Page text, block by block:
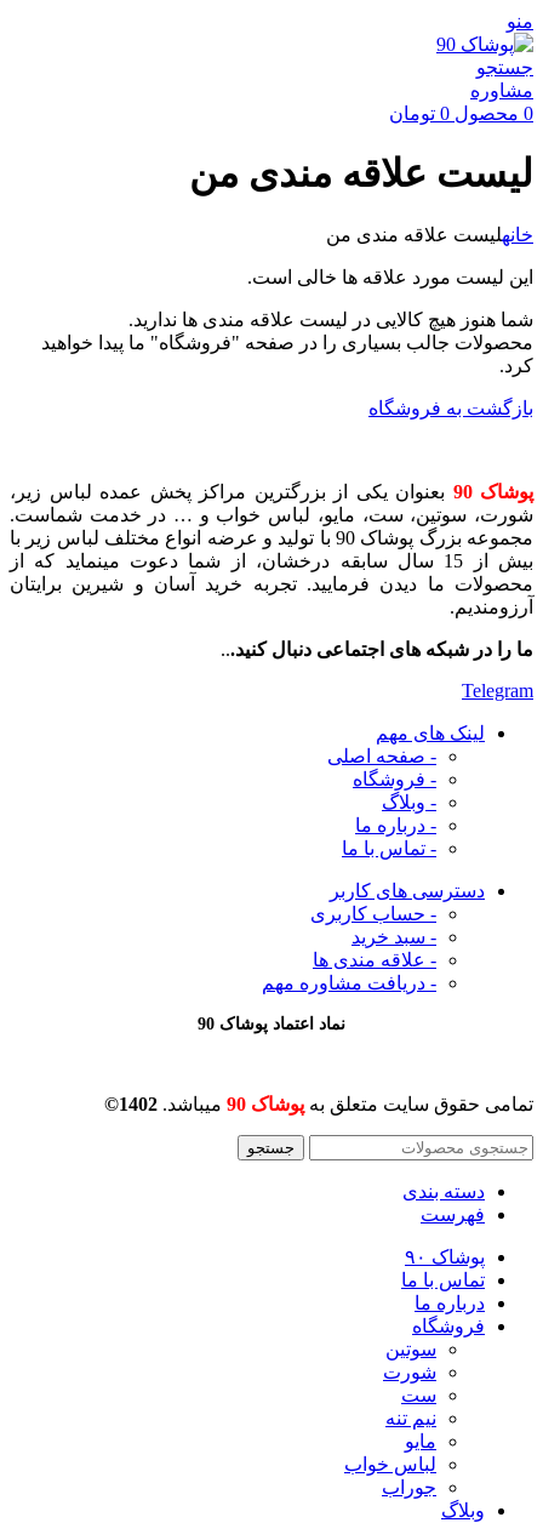
منو
جستجو
مشاوره
0 محصول 0 تومان
لیست علاقه مندی من
خانهلیست علاقه مندی من
این لیست مورد علاقه ها خالی است.
شما هنوز هیچ کالایی در لیست علاقه مندی ها ندارید.
محصولات جالب بسیاری را در صفحه "فروشگاه" ما پیدا خواهید
کرد.
بازگشت به فروشگاه
پوشاک 90
بعنوان یکی از بزرگترین مراکز پخش عمده لباس زیر،
شورت، سوتین، ست، مایو، لباس خواب و … در خدمت شماست.
مجموعه بزرگ پوشاک 90 با تولید و عرضه انواع مختلف لباس زیر با
بیش از 15 سال سابقه درخشان، از شما دعوت مینماید که از
محصولات ما دیدن فرمایید. تجربه خرید آسان و شیرین برایتان
آرزومندیم.
ما را در شبکه های اجتماعی دنبال کنید...
Telegram
لینک های مهم
- صفحه اصلی
- فروشگاه
- وبلاگ
- درباره ما
- تماس با ما
دسترسی های کاربر
- حساب کاربری
- سبد خرید
- علاقه مندی ها
- دریافت مشاوره مهم
نماد اعتماد پوشاک 90
تمامی حقوق سایت متعلق به پوشاک 90 میباشد. 1402©
جستجو
دسته بندی
فهرست
پوشاک ۹۰
تماس با ما
درباره ما
فروشگاه
سوتین
شورت
ست
نیم تنه
مایو
لباس خواب
جوراب
وبلاگ